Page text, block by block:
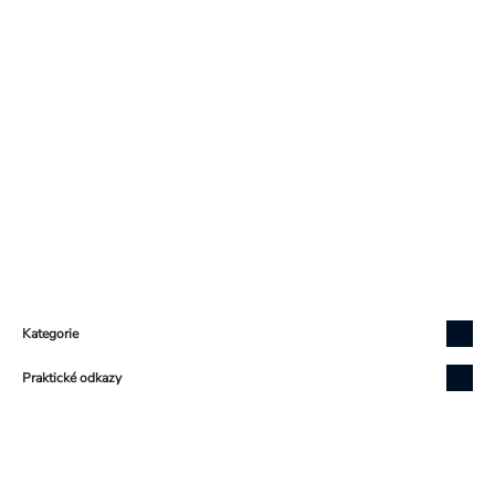
kategorie
Kategorie
Praktické odkazy